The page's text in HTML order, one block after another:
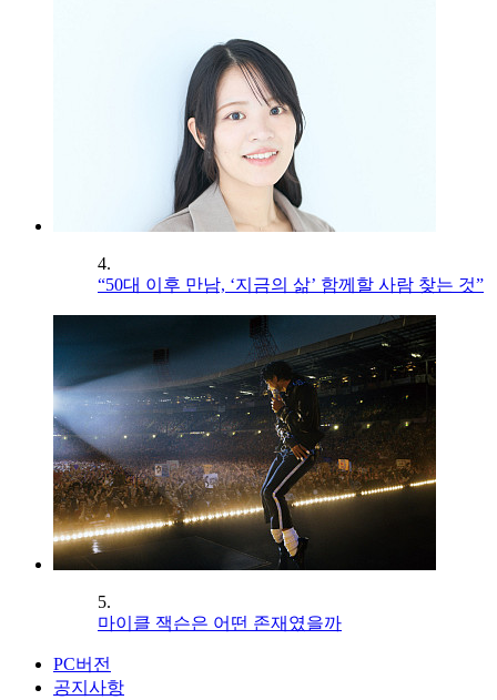
4.
“50대 이후 만남, ‘지금의 삶’ 함께할 사람 찾는 것”
5.
마이클 잭슨은 어떤 존재였을까
PC버전
공지사항